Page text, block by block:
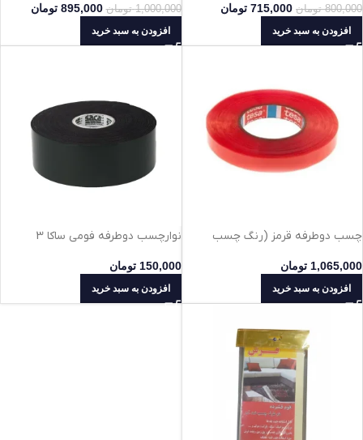
800,000 تومان 715,000 تومان
افزودن به سبد خرید
1,000,000 تومان 895,000 تومان
افزودن به سبد خرید
چسب دوطرفه قرمز (رنگ چسب
سانتی‌متر مناسب نصب قطعات و
سطوح صاف
1,065,000 تومان
افزودن به سبد خرید
نوارچسب دوطرفه فومی ساکا 3
150,000 تومان
افزودن به سبد خرید